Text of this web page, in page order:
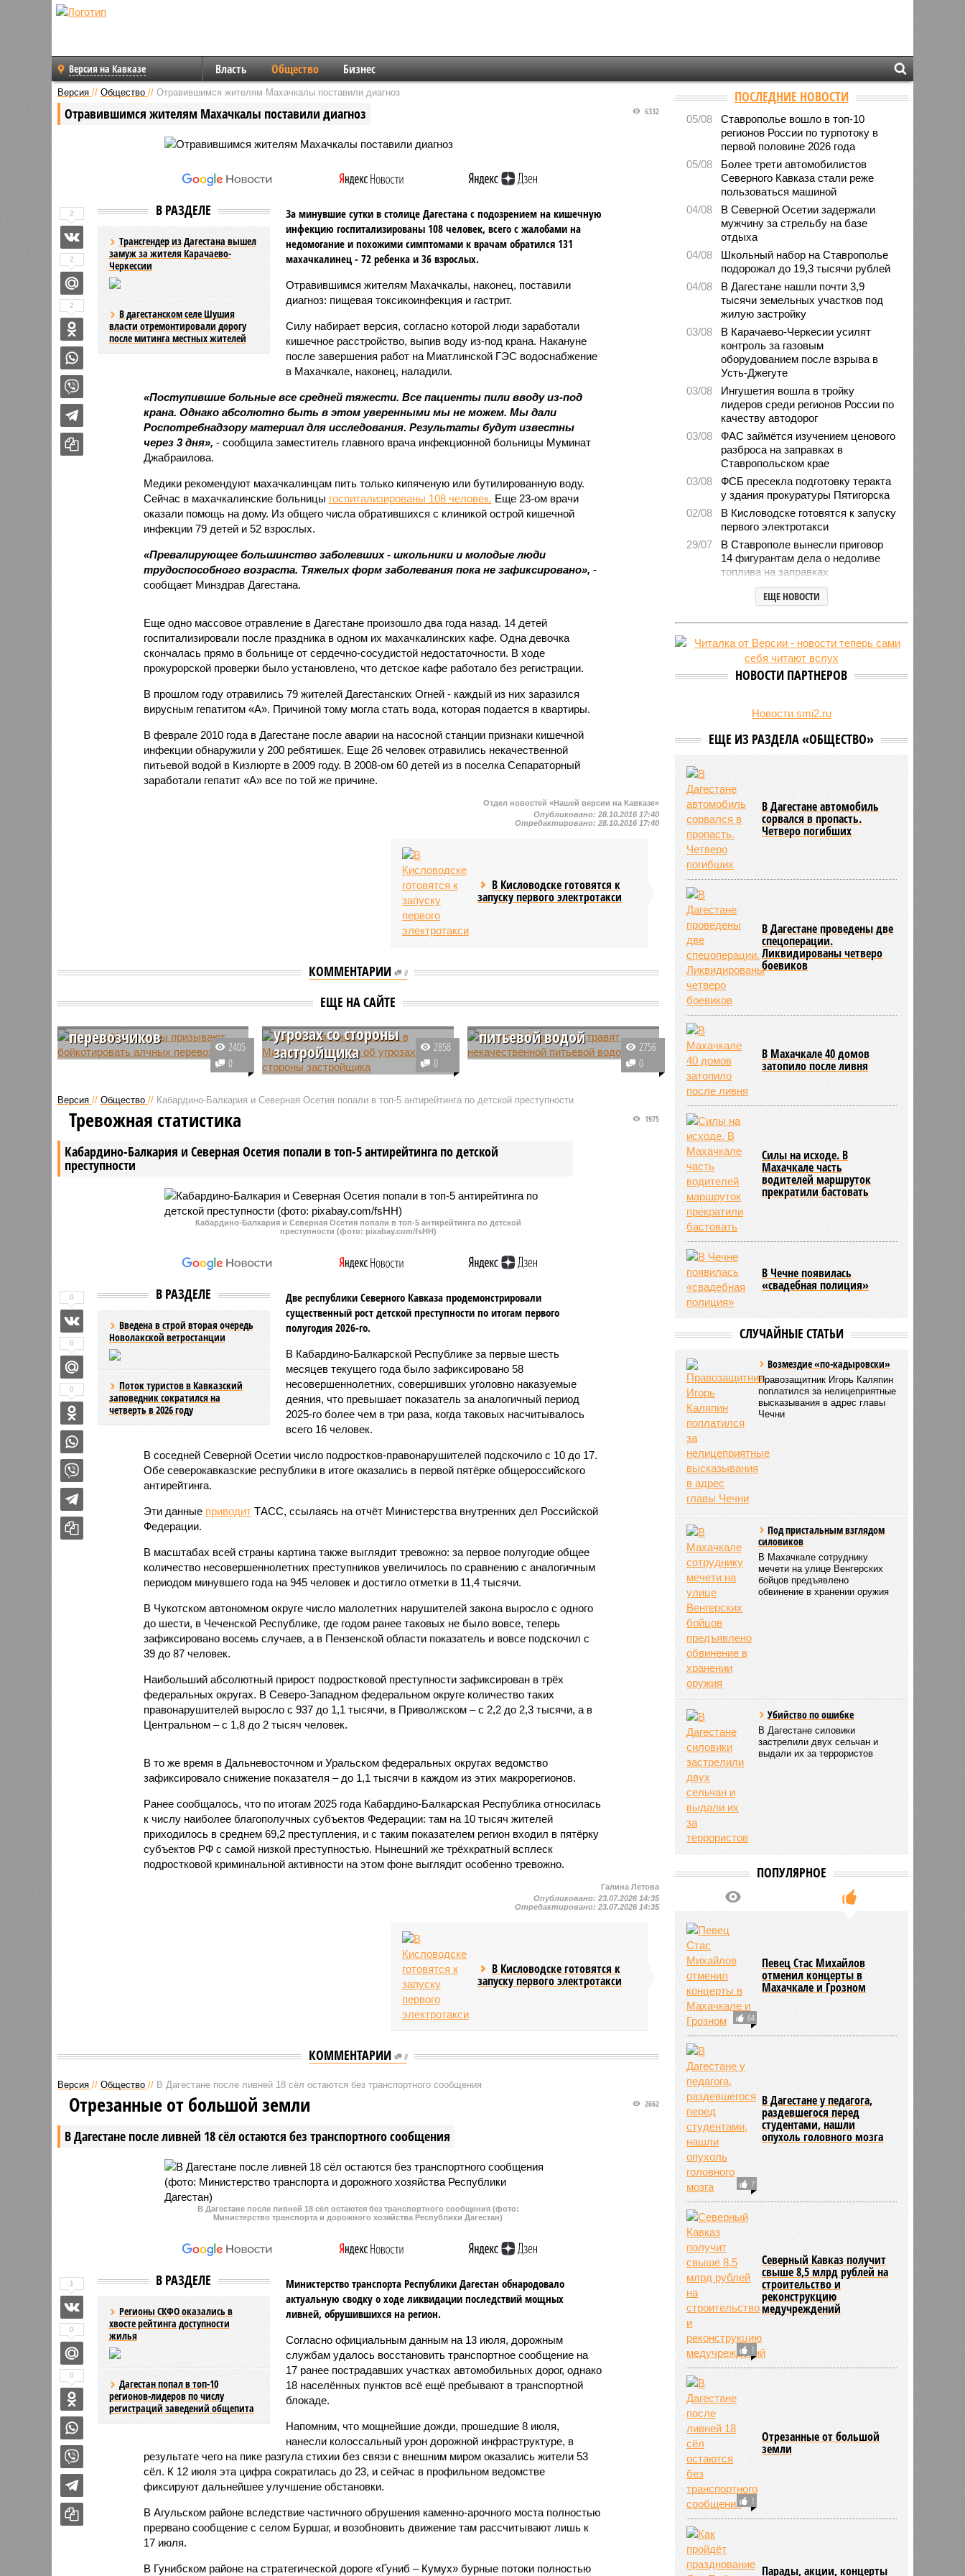
Версия на Кавказе Власть Общество Бизнес
Версия // Общество // Отравившимся жителям Махачкалы поставили диагноз
Отравившимся жителям Махачкалы поставили диагноз 6332
В РАЗДЕЛЕ
Трансгендер из Дагестана вышел
замуж за жителя Карачаево-
Черкессии
В дагестанском селе Шушия
власти отремонтировали дорогу
после митинга местных жителей
За минувшие сутки в столице Дагестана с подозрением на кишечную
инфекцию госпитализированы 108 человек, всего с жалобами на
недомогание и похожими симптомами к врачам обратился 131
махачкалинец - 72 ребенка и 36 взрослых.
Отравившимся жителям Махачкалы, наконец, поставили
диагноз: пищевая токсикоинфекция и гастрит.
Силу набирает версия, согласно которой люди заработали
кишечное расстройство, выпив воду из-под крана. Накануне
после завершения работ на Миатлинской ГЭС водоснабжение
в Махачкале, наконец, наладили.
«Поступившие больные все средней тяжести. Все пациенты пили вводу из-под
крана. Однако абсолютно быть в этом уверенными мы не можем. Мы дали
Роспотребнадзору материал для исследования. Результаты будут известны
через 3 дня», - сообщила заместитель главного врача инфекционной больницы Муминат
Джабраилова.
Медики рекомендуют махачкалинцам пить только кипяченую или бутилированную воду.
Сейчас в махачкалинские больницы госпитализированы 108 человек. Еще 23-ом врачи
оказали помощь на дому. Из общего числа обратившихся с клиникой острой кишечной
инфекции 79 детей и 52 взрослых.
«Превалирующее большинство заболевших - школьники и молодые люди
трудоспособного возраста. Тяжелых форм заболевания пока не зафиксировано», -
сообщает Минздрав Дагестана.
Еще одно массовое отравление в Дагестане произошло два года назад. 14 детей
госпитализировали после праздника в одном их махачкалинских кафе. Одна девочка
скончалась прямо в больнице от сердечно-сосудистой недостаточности. В ходе
прокурорской проверки было установлено, что детское кафе работало без регистрации.
В прошлом году отравились 79 жителей Дагестанских Огней - каждый из них заразился
вирусным гепатитом «А». Причиной тому могла стать вода, которая подается в квартиры.
В феврале 2010 года в Дагестане после аварии на насосной станции признаки кишечной
инфекции обнаружили у 200 ребятишек. Еще 26 человек отравились некачественной
питьевой водой в Кизлюрте в 2009 году. В 2008-ом 60 детей из в поселка Сепараторный
заработали гепатит «А» все по той же причине.
2
2
2
Отдел новостей «Нашей версии на Кавказе»
Опубликовано:28.10.2016 17:40
Отредактировано:28.10.2016 17:40
В Кисловодске готовятся к
запуску первого электротакси
КОММЕНТАРИИ 0
ЕЩЕ НА САЙТЕ
Жители Махачкалы
призывают
перевозчиков
Жители Махачкалы не довольны
повышением платы за проезд в
поднялась с 17 до 23 рублей.
2405
0
Жители частного сектора
в Махачкале заявили об
угрозах со стороны
застройщика
Представители строительной
многоэтажку на улице Горького в
стоящих по соседству. По
и не мешать стройке.
2858
0
Жителей Махачкалы
питьевой водой
Жители Советского и Кировского
Сотрудники водоканала ее
2756
0
Версия // Общество // Кабардино-Балкария и Северная Осетия попали в топ-5 антирейтинга по детской преступности
Кабардино-Балкария и Северная Осетия попали в топ-5 антирейтинга по детской
преступности
1975
Тревожная статистика
Кабардино-Балкария и Северная Осетия попали в топ-5 антирейтинга по детской
преступности (фото: pixabay.com/fsHH)
В РАЗДЕЛЕ
Введена в строй вторая очередь
Новолакской ветростанции
Поток туристов в Кавказский
заповедник сократился на
четверть в 2026 году
Две республики Северного Кавказа продемонстрировали
существенный рост детской преступности по итогам первого
полугодия 2026-го.
В Кабардино-Балкарской Республике за первые шесть
месяцев текущего года было зафиксировано 58
несовершеннолетних, совершивших уголовно наказуемые
деяния, что превышает показатель за аналогичный период
2025-го более чем в три раза, когда таковых насчитывалось
всего 16 человек.
В соседней Северной Осетии число подростков-правонарушителей подскочило с 10 до 17.
Обе северокавказские республики в итоге оказались в первой пятёрке общероссийского
антирейтинга.
Эти данные приводитТАСС, ссылаясь на отчёт Министерства внутренних дел Российской
Федерации.
В масштабах всей страны картина также выглядит тревожно: за первое полугодие общее
количество несовершеннолетних преступников увеличилось по сравнению с аналогичным
периодом минувшего года на 945 человек и достигло отметки в 11,4 тысячи.
В Чукотском автономном округе число малолетних нарушителей закона выросло с одного
до шести, в Чеченской Республике, где годом ранее таковых не было вовсе, теперь
зафиксировано восемь случаев, а в Пензенской области показатель и вовсе подскочил с
39 до 87 человек.
Наибольший абсолютный прирост подростковой преступности зафиксирован в трёх
федеральных округах. В Северо-Западном федеральном округе количество таких
правонарушителей выросло с 937 до 1,1 тысячи, в Приволжском – с 2,2 до 2,3 тысячи, а в
Центральном – с 1,8 до 2 тысяч человек.
В то же время в Дальневосточном и Уральском федеральных округах ведомство
зафиксировало снижение показателя – до 1,1 тысячи в каждом из этих макрорегионов.
Ранее сообщалось, что по итогам 2025 года Кабардино-Балкарская Республика относилась
к числу наиболее благополучных субъектов Федерации: там на 10 тысяч жителей
приходилось в среднем 69,2 преступления, и с таким показателем регион входил в пятёрку
субъектов РФ с самой низкой преступностью. Нынешний же трёхкратный всплеск
подростковой криминальной активности на этом фоне выглядит особенно тревожно.
0
0
0
Галина Летова
Опубликовано:23.07.2026 14:35
Отредактировано:23.07.2026 14:35
В Кисловодске готовятся к
запуску первого электротакси
КОММЕНТАРИИ 0
Версия // Общество // В Дагестане после ливней 18 сёл остаются без транспортного сообщения
В Дагестане после ливней 18 сёл остаются без транспортного сообщения
2662
Отрезанные от большой земли
В Дагестане после ливней 18 сёл остаются без транспортного сообщения (фото:
Министерство транспорта и дорожного хозяйства Республики Дагестан)
В РАЗДЕЛЕ
Регионы СКФО оказались в
хвосте рейтинга доступности
жилья
Дагестан попал в топ-10
регионов-лидеров по числу
регистраций заведений общепита
Министерство транспорта Республики Дагестан обнародовало
актуальную сводку о ходе ликвидации последствий мощных
ливней, обрушившихся на регион.
Согласно официальным данным на 13 июля, дорожным
службам удалось восстановить транспортное сообщение на
17 ранее пострадавших участках автомобильных дорог, однако
18 населённых пунктов всё ещё пребывают в транспортной
блокаде.
Напомним, что мощнейшие дожди, прошедшие 8 июля,
нанесли колоссальный урон дорожной инфраструктуре, в
результате чего на пике разгула стихии без связи с внешним миром оказались жители 53
сёл. К 12 июля эта цифра сократилась до 23, и сейчас в профильном ведомстве
фиксируют дальнейшее улучшение обстановки.
В Агульском районе вследствие частичного обрушения каменно-арочного моста полностью
прервано сообщение с селом Буршаг, и возобновить движение там рассчитывают лишь к
17 июля.
В Гунибском районе на стратегической дороге «Гуниб – Кумух» бурные потоки полностью
1
0
0
ПОСЛЕДНИЕ НОВОСТИ
05/08
Ставрополье вошло в топ-10
регионов России по турпотоку в
первой половине 2026 года
05/08
Более трети автомобилистов
Северного Кавказа стали реже
пользоваться машиной
04/08
В Северной Осетии задержали
мужчину за стрельбу на базе
отдыха
04/08
Школьный набор на Ставрополье
подорожал до 19,3 тысячи рублей
04/08
В Дагестане нашли почти 3,9
тысячи земельных участков под
жилую застройку
03/08
В Карачаево-Черкесии усилят
контроль за газовым
оборудованием после взрыва в
Усть-Джегуте
03/08
Ингушетия вошла в тройку
лидеров среди регионов России по
качеству автодорог
03/08
ФАС займётся изучением ценового
разброса на заправках в
Ставропольском крае
03/08
ФСБ пресекла подготовку теракта
у здания прокуратуры Пятигорска
02/08
В Кисловодске готовятся к запуску
первого электротакси
29/07
В Ставрополе вынесли приговор
14 фигурантам дела о недоливе
топлива на заправках
Продажи подержанных авто в
СКФО сократились в 2026 году
28/07
Авиалесоохрана предупредила о
на Северном Кавказе в августе
Кисловодский пляж стал первым
на Ставрополье обладателем
Республики СКФО замкнули
обороту розничной торговли
ЕЩЕ НОВОСТИ
НОВОСТИ ПАРТНЕРОВ
Новости smi2.ru
ЕЩЕ ИЗ РАЗДЕЛА «ОБЩЕСТВО»
В Дагестане автомобиль
сорвался в пропасть.
Четверо погибших
В Дагестане проведены две
спецоперации.
Ликвидированы четверо
боевиков
В Махачкале 40 домов
затопило после ливня
Силы на исходе. В
Махачкале часть
водителей маршруток
прекратили бастовать
В Чечне появилась
«свадебная полиция»
СЛУЧАЙНЫЕ СТАТЬИ
Возмездие «по-кадыровски»
Правозащитник Игорь Каляпин
поплатился за нелицеприятные
высказывания в адрес главы
Чечни
Под пристальным взглядом
силовиков
В Махачкале сотруднику
мечети на улице Венгерских
бойцов предъявлено
обвинение в хранении оружия
Убийство по ошибке
В Дагестане силовики
застрелили двух сельчан и
выдали их за террористов
ПОПУЛЯРНОЕ
64
Певец Стас Михайлов
отменил концерты в
Махачкале и Грозном
7
В Дагестане у педагога,
раздевшегося перед
студентами, нашли
опухоль головного мозга
1
Северный Кавказ получит
свыше 8,5 млрд рублей на
строительство и
реконструкцию
медучреждений
1
Отрезанные от большой
земли
Парады, акции, концерты